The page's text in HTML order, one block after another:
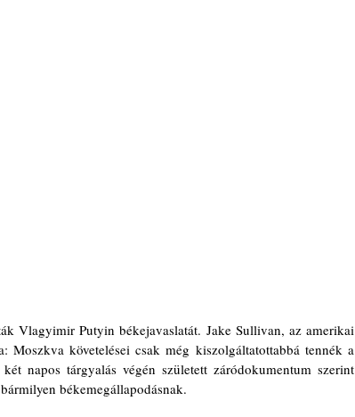
Vlagyimir Putyin békejavaslatát. Jake Sullivan, az amerikai
Moszkva követelései csak még kiszolgáltatottabbá tennék a
napos tárgyalás végén született záródokumentum szerint
békemegállapodásnak.